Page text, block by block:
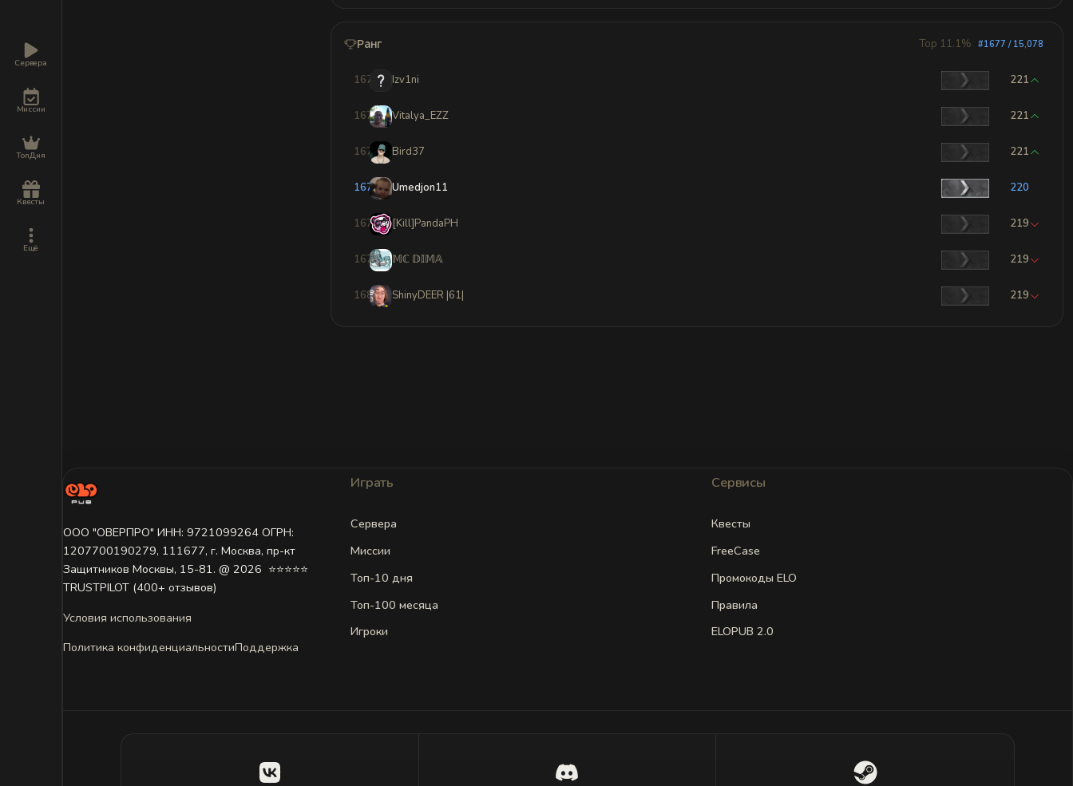
Сервера
Миссии
ТопДня
Квесты
Ещё
Ранг Top 11.1% #1677 / 15,078
1674 Izv1ni 221
1675 Vitalya_EZZ 221
1676 Bird37 221
1677 Umedjon11 220
1678 [Kill]PandaPH 219
1679 𝕄ℂ 𝔻𝕀𝕄𝔸 219
1680 ShinyDEER |61| 219
ООО "ОВЕРПРО" ИНН: 9721099264 ОГРН:
1207700190279, 111677, г. Москва, пр-кт
Защитников Москвы, 15-81. @ 2026 ㅤ ⭐⭐⭐⭐⭐
TRUSTPILOT (400+ отзывов)
Условия использования
Политика конфиденциальностиПоддержка
Играть
Сервера
Миссии
Топ-10 дня
Топ-100 месяца
Игроки
Сервисы
Квесты
FreeCase
Промокоды ELO
Правила
ELOPUB 2.0